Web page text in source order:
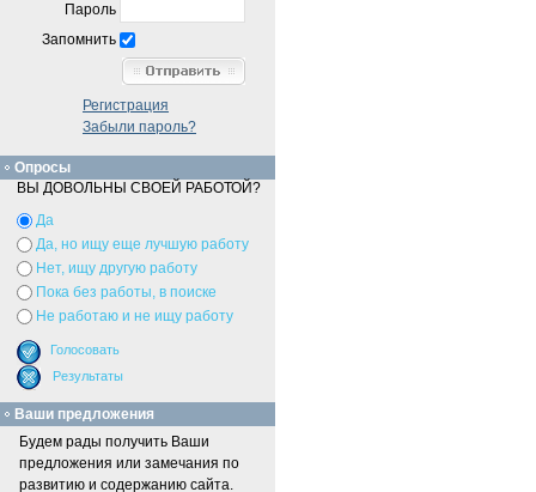
Пароль
Запомнить
Регистрация
Забыли пароль?
Опросы
ВЫ ДОВОЛЬНЫ СВОЕЙ РАБОТОЙ?
Да
Да, но ищу еще лучшую работу
Нет, ищу другую работу
Пока без работы, в поиске
Не работаю и не ищу работу
Ваши предложения
Будем рады получить Ваши
предложения или замечания по
развитию и содержанию сайта.